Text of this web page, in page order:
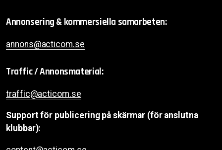
Annonsering & kommersiella samarbeten:
annons@acticom.se
Traffic / Annonsmaterial:
traffic@acticom.se
Support för publicering på skärmar (för anslutna
klubbar):